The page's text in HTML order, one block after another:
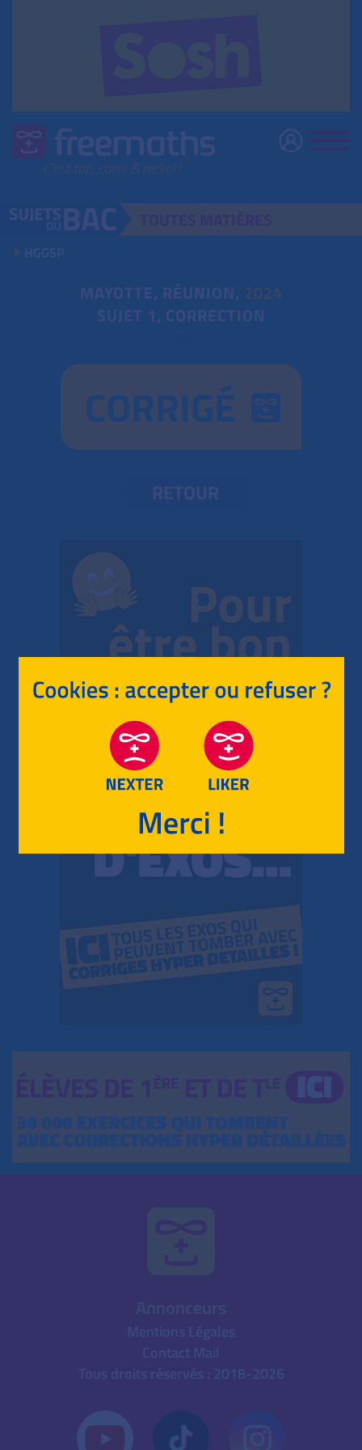
HGGSP
MAYOTTE, RÉUNION, 2024
SUJET 1, CORRECTION
CORRIGÉ
RETOUR
Mentions Légales
Contact Mail
Tous droits réservés : 2018-2026